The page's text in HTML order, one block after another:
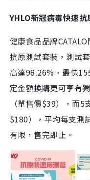
YHLO新冠病毒快速
健康食品品牌
抗原測試套裝，測試
高達98.26%，最快
定金額換購更可享有
（單售價$39），而
$180），平均每支測
有限，售完即止。